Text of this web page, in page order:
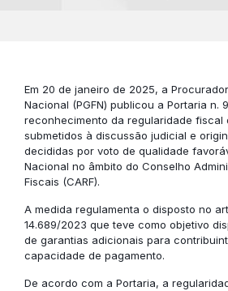
Em 20 de janeiro de 2025, a
Nacional (PGFN) publicou a Portaria n.
reconhecimento da regularidade fiscal
submetidos à discussão judicial e
decididas por voto de qualidade
Nacional no âmbito do Conselho
Fiscais (CARF).
A medida regulamenta o disposto no
14.689/2023 que teve como objetivo
de garantias adicionais para
capacidade de pagamento.
De acordo com a Portaria, a